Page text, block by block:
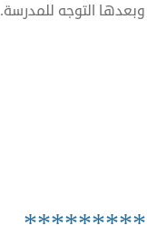
وبعدها التوجه للمدرسة.